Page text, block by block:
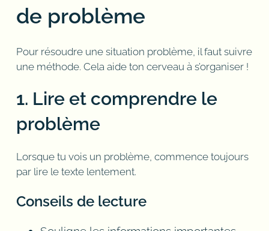
de problème
Pour résoudre une situation problème, il faut suivre
une méthode. Cela aide ton cerveau à s’organiser !
1. Lire et comprendre le
problème
Lorsque tu vois un problème, commence toujours
par lire le texte lentement.
Conseils de lecture